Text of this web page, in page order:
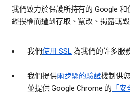
我們致力於保護所持有的 Google
經授權而遭到存取、竄改、揭露或毀
我們使用 SSL 為我們的許多服
我們提供兩步驟的驗證機制供
並提供 Google Chrome 的 「